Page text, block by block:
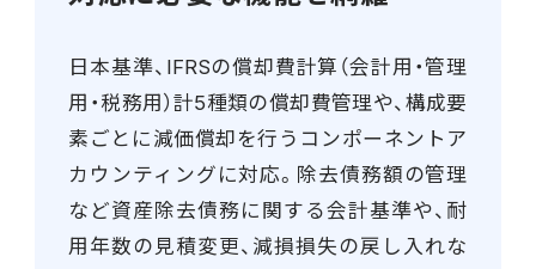
日本基準、IFRSの償却費計算（会計用・管理
用・税務用）計5種類の償却費管理や、構成要
素ごとに減価償却を行うコンポーネントア
カウンティングに対応。除去債務額の管理
など資産除去債務に関する会計基準や、耐
用年数の見積変更、減損損失の戻し入れな